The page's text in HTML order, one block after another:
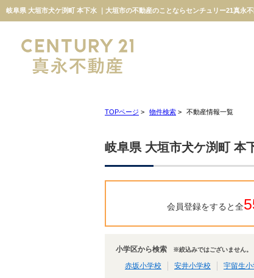
岐阜県 大垣市犬ケ渕町 本下水 ｜大垣市の不動産のことならセンチュリー21真永
TOPページ > 物件検索 > 不動産情報一覧
岐阜県 大垣市犬ケ渕町 本
会員登録をすると全
小学区から検索 ※絞込みではございません。
赤坂小学校 安井小学校 宇留生